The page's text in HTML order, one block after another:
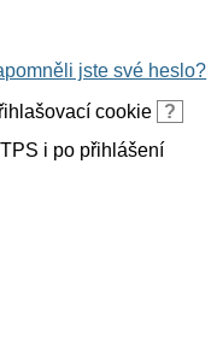
jste své heslo?
cookie
?
i po přihlášení